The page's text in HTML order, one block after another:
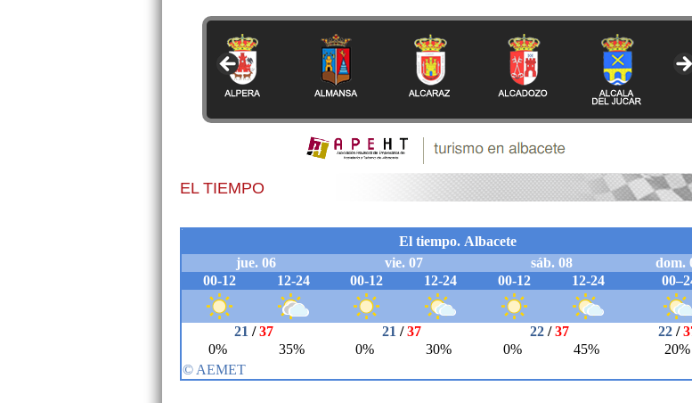
EL TIEMPO